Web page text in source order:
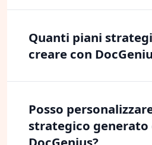
Quanti piani
creare con
Posso
strategico generato